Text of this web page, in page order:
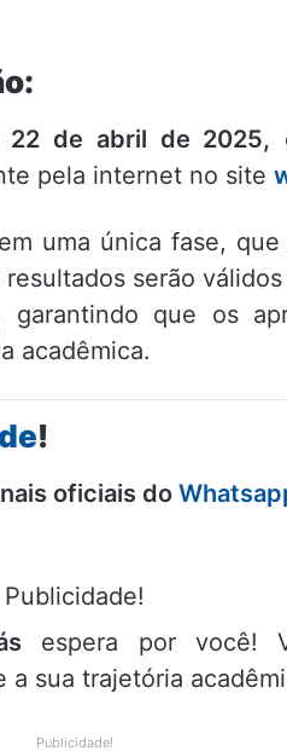
22 de abril de 2025,
pela internet no site
uma única fase,
serão
que os
acadêmica.
!
oficiais do
Publicidade!
espera por você!
sua trajetória
Publicidade!